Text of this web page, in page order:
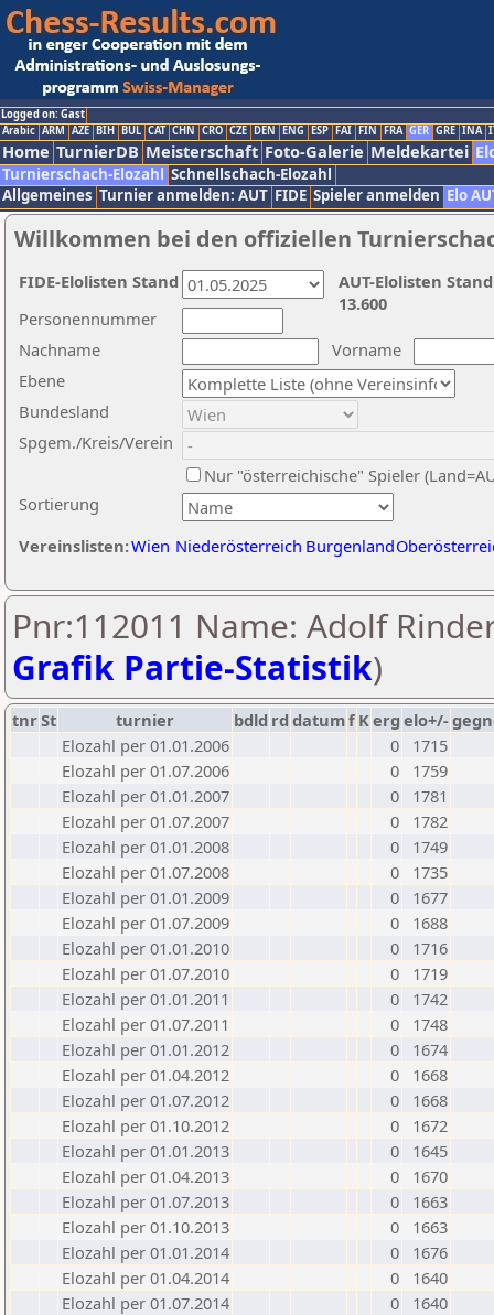
Logged on: Gast
Arabic ARM AZE BIH BUL CAT CHN CRO CZE DEN ENG ESP FAI FIN FRA GER GRE INA
Home TurnierDB Meisterschaft Foto-Galerie Meldekartei
Turnierschach-Elozahl Schnellschach-Elozahl
Allgemeines Turnier anmelden: AUT FIDE Spieler anmelden Elo
Willkommen bei den offiziellen
Nachname
Vorname
Ebene
Sortierung
Personennummer
Bundesland
Spgem./Kreis/Verein
Nur "österreichische" Spieler
Vereinslisten:Wien Niederösterreich Burgenland
AUT-Elolisten
13.600
FIDE-Elolisten Stand
Pnr:112011 Name: Adolf
Grafik Partie-Statistik)
tnrSt turnier bdld rd datumf Kerg elo+/-
Elozahl per 01.01.2006
0
1715
Elozahl per 01.07.2006
0
1759
Elozahl per 01.01.2007
0
1781
Elozahl per 01.07.2007
0
1782
Elozahl per 01.01.2008
0
1749
Elozahl per 01.07.2008
0
1735
Elozahl per 01.01.2009
0
1677
Elozahl per 01.07.2009
0
1688
Elozahl per 01.01.2010
0
1716
Elozahl per 01.07.2010
0
1719
Elozahl per 01.01.2011
0
1742
Elozahl per 01.07.2011
0
1748
Elozahl per 01.01.2012
0
1674
Elozahl per 01.04.2012
0
1668
Elozahl per 01.07.2012
0
1668
Elozahl per 01.10.2012
0
1672
Elozahl per 01.01.2013
0
1645
Elozahl per 01.04.2013
0
1670
Elozahl per 01.07.2013
0
1663
Elozahl per 01.10.2013
0
1663
Elozahl per 01.01.2014
0
1676
Elozahl per 01.04.2014
0
1640
Elozahl per 01.07.2014
0
1640